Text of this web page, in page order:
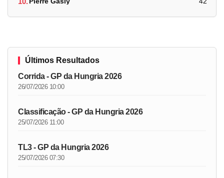
Últimos Resultados
Corrida - GP da Hungria 2026
26/07/2026 10:00
Classificação - GP da Hungria 2026
25/07/2026 11:00
TL3 - GP da Hungria 2026
25/07/2026 07:30